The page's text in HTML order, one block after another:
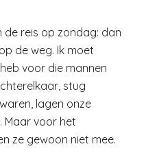
de reis op zondag: dan
de weg. Ik moet
voor die mannen
stug
lagen onze
Maar voor het
ze gewoon niet mee.